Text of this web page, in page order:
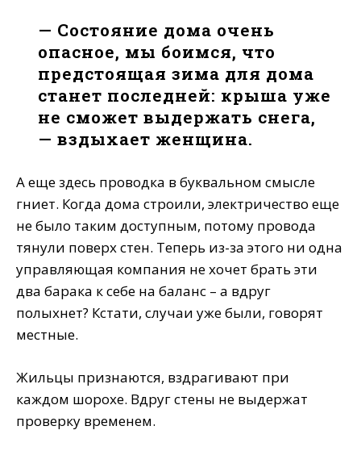
— Состояние дома очень
опасное, мы боимся, что
предстоящая зима для дома
станет последней: крыша уже
не сможет выдержать снега,
— вздыхает женщина.
А еще здесь проводка в буквальном смысле
гниет. Когда дома строили, электричество еще
не было таким доступным, потому провода
тянули поверх стен. Теперь из-за этого ни одна
управляющая компания не хочет брать эти
два барака к себе на баланс – а вдруг
полыхнет? Кстати, случаи уже были, говорят
местные.
Жильцы признаются, вздрагивают при
каждом шорохе. Вдруг стены не выдержат
проверку временем.